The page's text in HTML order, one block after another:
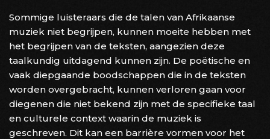
Sommige luisteraars die de talen van Afrikaanse
muziek niet begrijpen, kunnen moeite hebben met
het begrijpen van de teksten, aangezien deze
taalkundig uitdagend kunnen zijn. De poëtische en
vaak diepgaande boodschappen die in de teksten
worden overgebracht, kunnen verloren gaan voor
diegenen die niet bekend zijn met de specifieke taal
en culturele context waarin de muziek is
geschreven. Dit kan een barrière vormen voor het